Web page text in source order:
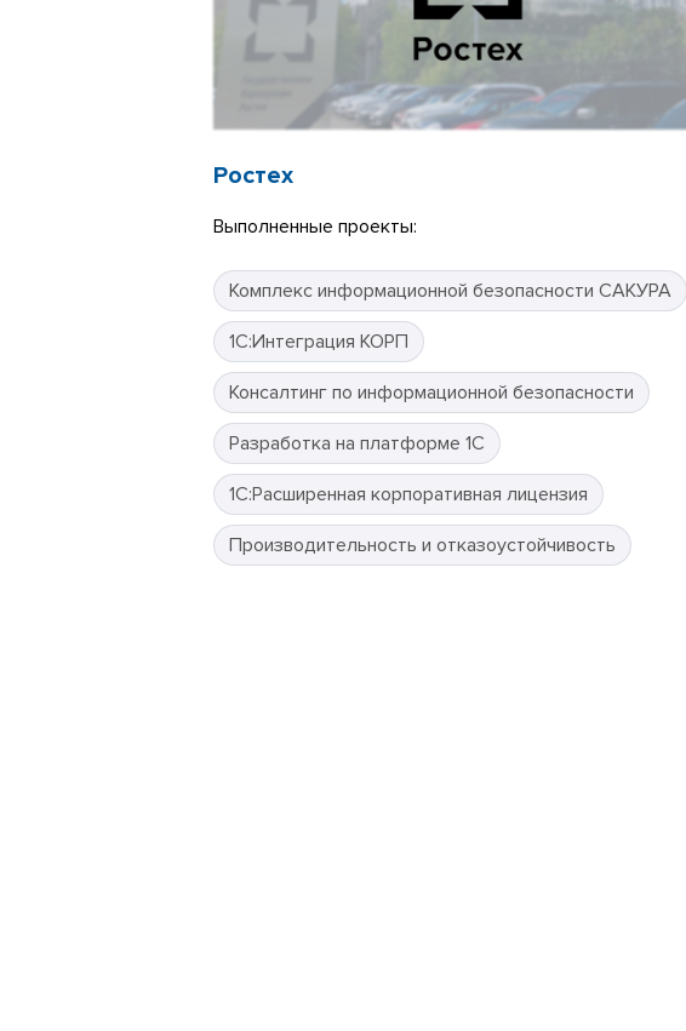
Ростех
Выполненные проекты:
Комплекс информационной безопасности САКУРА
1С:Интеграция КОРП
Консалтинг по информационной безопасности
Разработка на платформе 1С
1С:Расширенная корпоративная лицензия
Производительность и отказоустойчивость